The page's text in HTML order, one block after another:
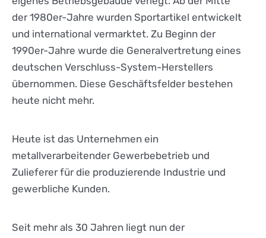
der 1980er-Jahre wurden Sportartikel entwickelt
und international vermarktet. Zu Beginn der
1990er-Jahre wurde die Generalvertretung eines
deutschen Verschluss-System-Herstellers
übernommen. Diese Geschäftsfelder bestehen
heute nicht mehr.
Heute ist das Unternehmen ein
metallverarbeitender Gewerbebetrieb und
Zulieferer für die produzierende Industrie und
gewerbliche Kunden.
Seit mehr als 30 Jahren liegt nun der